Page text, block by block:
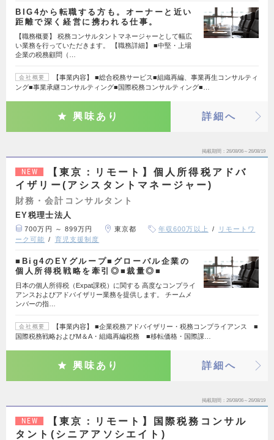
BIG4から転職する方も。オーナーと近い
距離で深く経営に携われる仕事。
【職務概要】 税務コンサルタントマネージャーとして幅広
い業務を行っていただきます。 【職務詳細】 ■中堅・上場
企業の税務顧問（…
会社概要
【事業内容】 ■総合税務サービス■組織再編、事業再生コンサルティ
ング■事業承継コンサルティング■国際税務コンサルティング■…
興味あり 詳細へ
掲載期間 26/08/06～26/08/19
NEW
【東京：リモート】個人所得税アドバ
イザリー(アシスタントマネージャー)
財務・会計コンサルタント
EY税理士法人
700万円 ～ 899万円 東京都 年収600万以上
リモートワ
ーク可能
育児支援制度
■Big4のEYグループ■グローバル企業の
個人所得税戦略を牽引◎■裁量◎■
日本の個人所得税（Expat課税）に関する 高度なコンプライ
アンスおよびアドバイザリー業務を提供します。 チームメ
ンバーの指…
会社概要
【事業内容】 ■企業税務アドバイザリー・税務コンプライアンス ■
国際税務戦略およびM＆A・組織再編税務 ■移転価格・国際課…
興味あり 詳細へ
掲載期間 26/08/06～26/08/19
NEW
【東京：リモート】国際税務コンサル
タント(シニアアソシエイト)